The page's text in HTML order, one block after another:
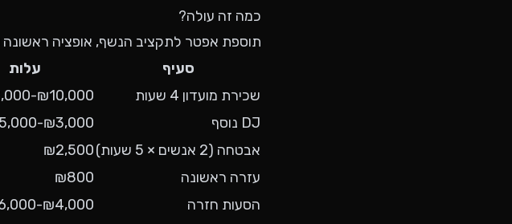
כמה זה עולה?
תוספת אפטר לתקציב הנשף, אופציה ראשונה (מועדון
סעיף
עלות
שכירת מועדון 4 שעות
₪10,000-₪18,000
DJ נוסף
₪3,000-₪5,000
אבטחה (2 אנשים × 5 שעות)
₪2,500
עזרה ראשונה
₪800
הסעות חזרה
₪4,000-₪6,000